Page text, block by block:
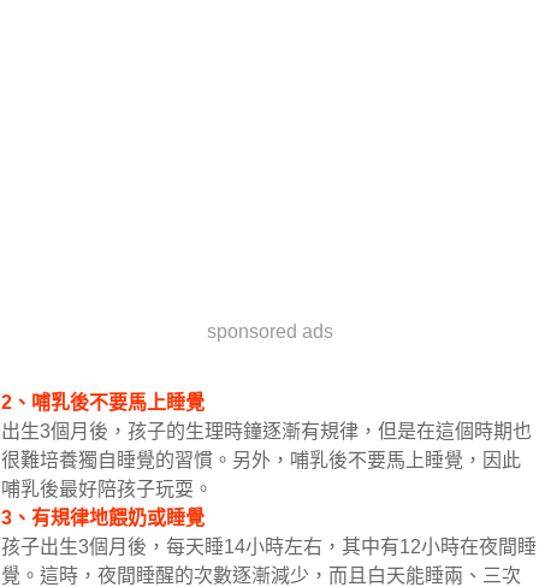
sponsored ads
2、哺乳後不要馬上睡覺
出生3個月後，孩子的生理時鐘逐漸有規律，但是在這個時期也
很難培養獨自睡覺的習慣。另外，哺乳後不要馬上睡覺，因此
哺乳後最好陪孩子玩耍。
3、有規律地餵奶或睡覺
孩子出生3個月後，每天睡14小時左右，其中有12小時在夜間睡
覺。這時，夜間睡醒的次數逐漸減少，而且白天能睡兩、三次